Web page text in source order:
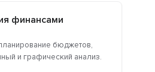
финансами
бюджетов,
и графический анализ.